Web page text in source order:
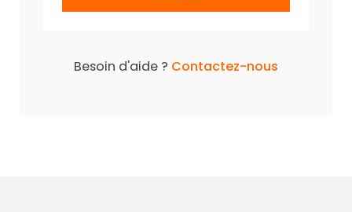
Besoin d'aide ? Contactez-nous